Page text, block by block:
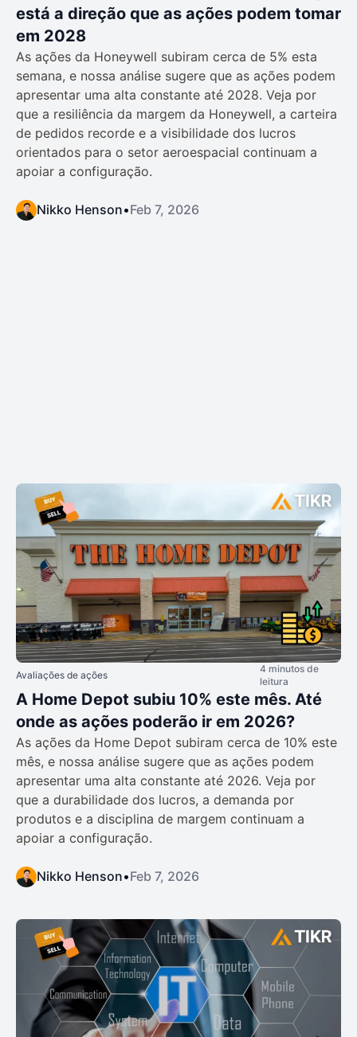
está a direção que as ações podem tomar
em 2028
As ações da Honeywell subiram cerca de 5% esta
semana, e nossa análise sugere que as ações podem
apresentar uma alta constante até 2028. Veja por
que a resiliência da margem da Honeywell, a carteira
de pedidos recorde e a visibilidade dos lucros
orientados para o setor aeroespacial continuam a
apoiar a configuração.
Nikko Henson•Feb 7, 2026
Avaliações de ações
4 minutos de
leitura
A Home Depot subiu 10% este mês. Até
onde as ações poderão ir em 2026?
As ações da Home Depot subiram cerca de 10% este
mês, e nossa análise sugere que as ações podem
apresentar uma alta constante até 2026. Veja por
que a durabilidade dos lucros, a demanda por
produtos e a disciplina de margem continuam a
apoiar a configuração.
Nikko Henson•Feb 7, 2026